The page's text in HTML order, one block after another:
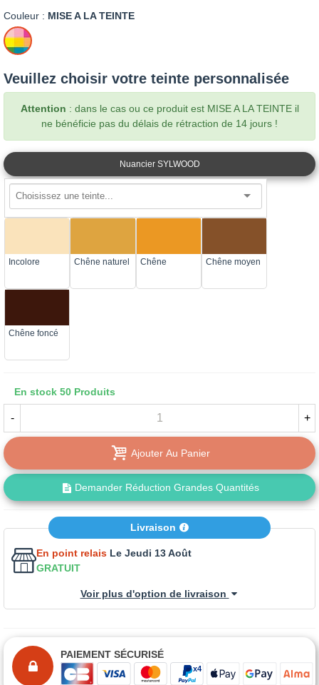
Couleur : MISE A LA TEINTE
MISE
A
TEINTE
Veuillez choisir votre teinte personnalisée
Attention : dans le cas ou ce produit est MISE A LA TEINTE il
ne bénéficie pas du délais de rétraction de 14 jours !
Nuancier SYLWOOD
Incolore Chêne naturel Chêne Chêne moyen
Chêne foncé
En stock 50 Produits
- +
Ajouter Au Panier
Demander Réduction Grandes Quantités
Livraison
En point relais Le Jeudi 13 Août
GRATUIT
Voir plus d'option de livraison
PAIEMENT SÉCURISÉ